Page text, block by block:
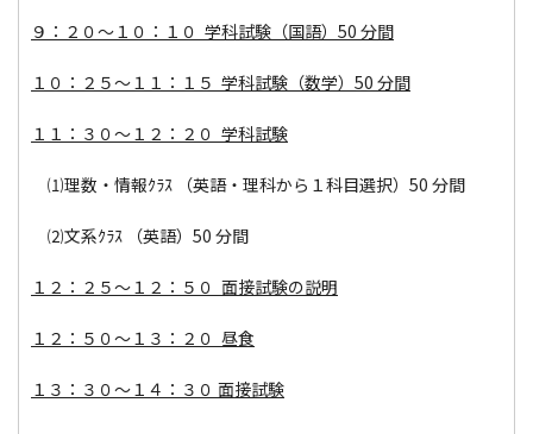
９：２０～１０：１０ 学科試験（国語）50 分間
１０：２５～１１：１５ 学科試験（数学）50 分間
１１：３０～１２：２０ 学科試験
⑴理数・情報ｸﾗｽ （英語・理科から１科目選択）50 分間
⑵文系ｸﾗｽ （英語）50 分間
１２：２５～１２：５０ 面接試験の説明
１２：５０～１３：２０ 昼食
１３：３０～１４：３０ 面接試験